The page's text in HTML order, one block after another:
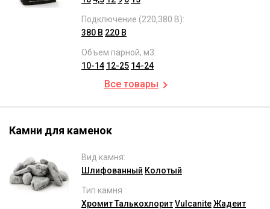
Подключение (220,380 В):
380 В 220 В
Объем парной, м3:
10-14 12-25 14-24
Все товары
Камни для каменок
Вид камня:
Шлифованный Колотый
Тип камня :
ХромитТалькохлоритVulcaniteЖадеит